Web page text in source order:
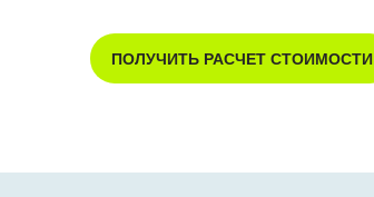
ПОЛУЧИТЬ РАСЧЕТ СТОИМОСТИ